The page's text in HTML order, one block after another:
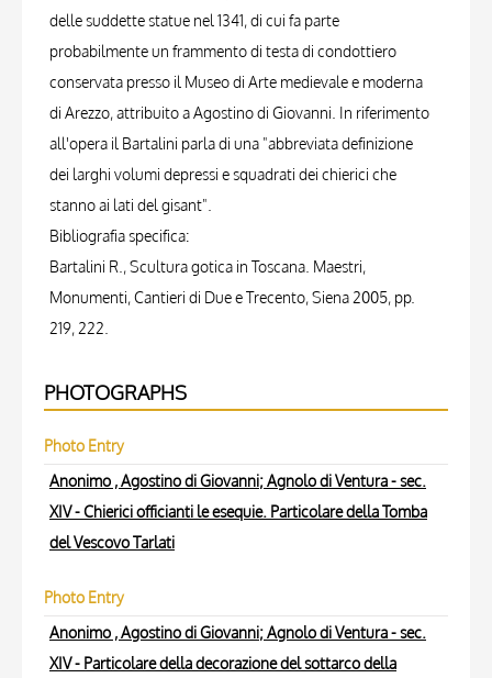
delle suddette statue nel 1341, di cui fa parte
probabilmente un frammento di testa di condottiero
conservata presso il Museo di Arte medievale e moderna
di Arezzo, attribuito a Agostino di Giovanni. In riferimento
all'opera il Bartalini parla di una "abbreviata definizione
dei larghi volumi depressi e squadrati dei chierici che
stanno ai lati del gisant".
Bibliografia specifica:
Bartalini R., Scultura gotica in Toscana. Maestri,
Monumenti, Cantieri di Due e Trecento, Siena 2005, pp.
219, 222.
PHOTOGRAPHS
Photo Entry
Anonimo , Agostino di Giovanni; Agnolo di Ventura - sec.
XIV - Chierici officianti le esequie. Particolare della Tomba
del Vescovo Tarlati
Photo Entry
Anonimo , Agostino di Giovanni; Agnolo di Ventura - sec.
XIV - Particolare della decorazione del sottarco della